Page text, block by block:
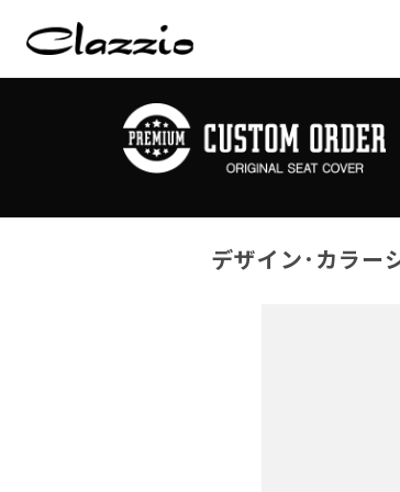
デザイン･カラー